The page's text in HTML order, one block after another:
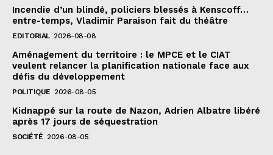
Incendie d’un blindé, policiers blessés à Kenscoff…
entre-temps, Vladimir Paraison fait du théâtre
EDITORIAL 2026-08-08
Aménagement du territoire : le MPCE et le CIAT
veulent relancer la planification nationale face aux
défis du développement
POLITIQUE 2026-08-05
Kidnappé sur la route de Nazon, Adrien Albatre libéré
après 17 jours de séquestration
SOCIÉTÉ 2026-08-05